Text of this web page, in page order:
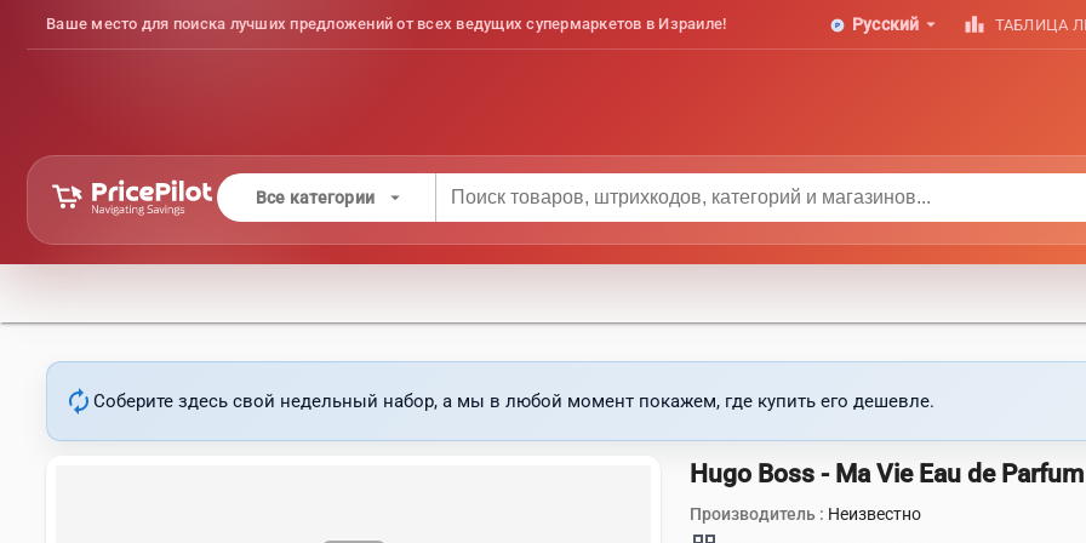
Ваше место для поиска лучших предложений от всех ведущих супермаркетов в Израиле! Русский arrow_drop_down leaderboard ТАБЛИЦА
Все категории arrow_drop_down
autorenew Соберите здесь свой недельный набор, а мы в любой момент покажем, где купить его дешевле.
Hugo Boss - Ma Vie Eau de
Производитель : Неизвестно